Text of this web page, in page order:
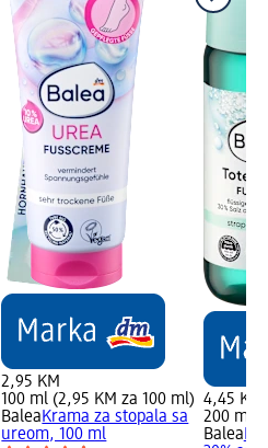
2,95 KM
100 ml (2,95 KM za 100 ml)
BaleaKrama za stopala sa
ureom, 100 ml
4,45 KM
200 ml
Balea